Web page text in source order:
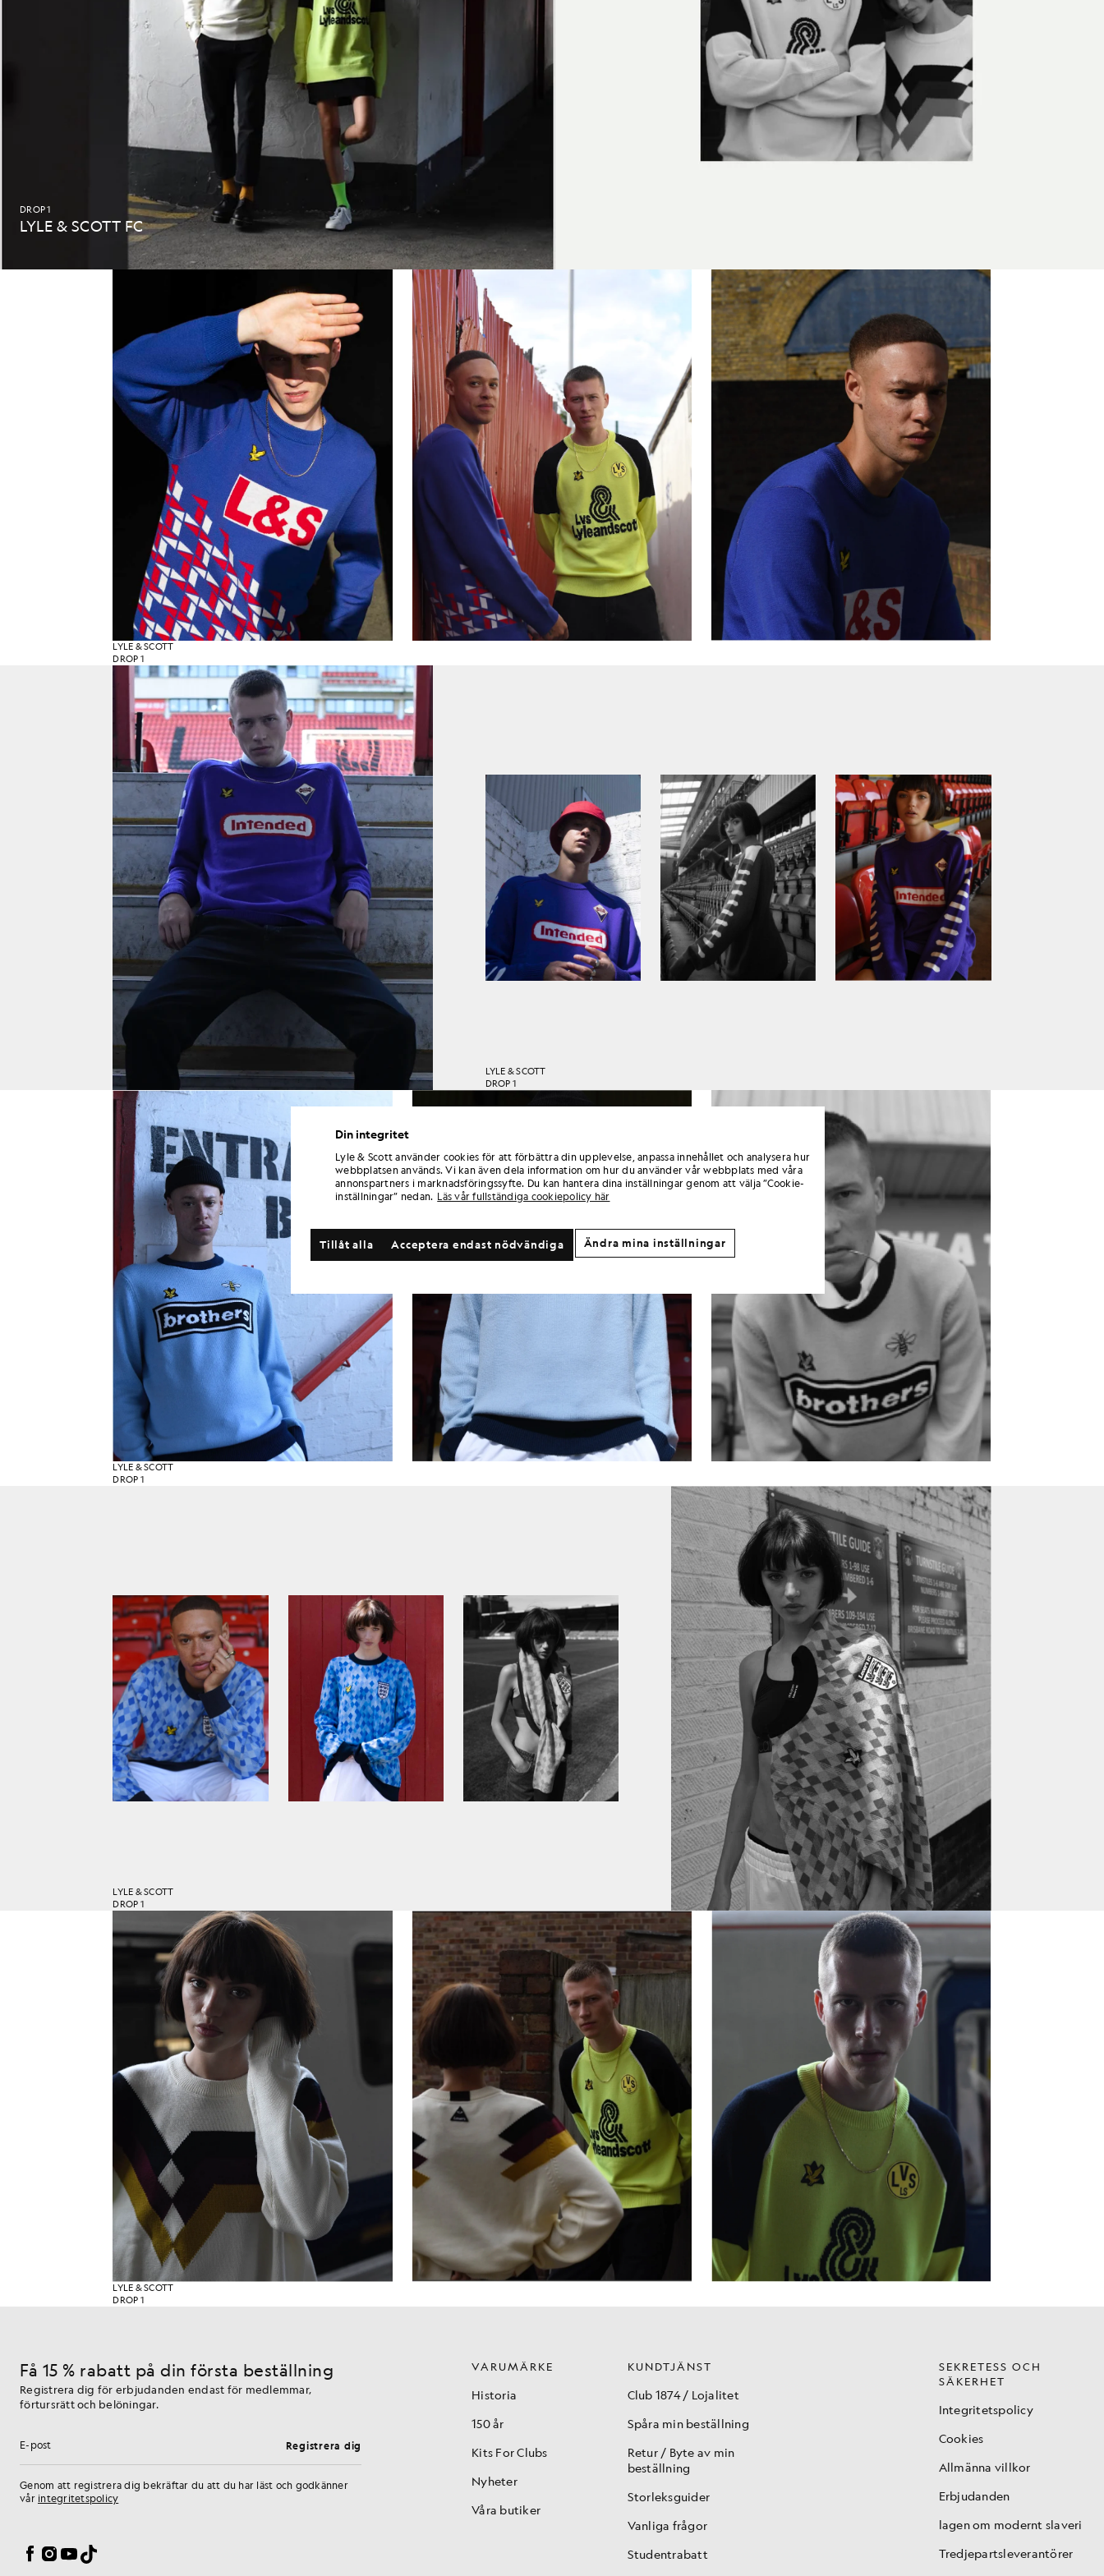
DROP 1
LYLE & SCOTT FC
LYLE & SCOTT
DROP 1
LYLE & SCOTT
DROP 1
LYLE & SCOTT
DROP 1
LYLE & SCOTT
DROP 1
LYLE & SCOTT
DROP 1
Få 15 % rabatt på din första beställning
Registrera dig för erbjudanden endast för medlemmar,
förtursrätt och belöningar.
E-postadress Registrera dig
Genom att registrera dig bekräftar du att du har läst och godkänner
vår integritetspolicy
Facebook
Instagram
YouTube
TikTok
VARUMÄRKE
Historia
150 år
Kits For Clubs
Nyheter
Våra butiker
KUNDTJÄNST
Club 1874 / Lojalitet
Spåra min beställning
Retur / Byte av min
beställning
Storleksguider
Vanliga frågor
Studentrabatt
SEKRETESS OCH
SÄKERHET
Integritetspolicy
Cookies
Allmänna villkor
Erbjudanden
lagen om modernt slaveri
Tredjepartsleverantörer
Din integritet
Lyle & Scott använder cookies för att förbättra din upplevelse, anpassa innehållet och analysera hur
webbplatsen används. Vi kan även dela information om hur du använder vår webbplats med våra
annonspartners i marknadsföringssyfte. Du kan hantera dina inställningar genom att välja ”Cookie-
inställningar” nedan. Läs vår fullständiga cookiepolicy här
Acceptera endast nödvändiga
Tillåt alla Ändra mina inställningar